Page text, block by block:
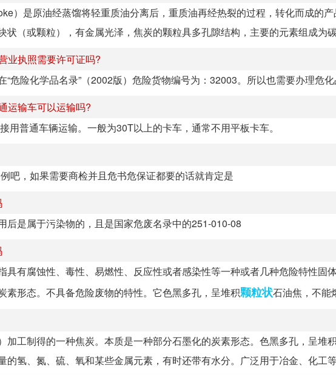
）是原油经蒸馏将轻重质油分离后，重质油再经热裂的过程，转化而成的
状（或颗粒），有金属光泽，焦炭的颗粒具多孔隙结构，主要的元素组成为
业执照需要许可证吗?
“危险化学品名录”（2002版）危险货物编号为：32003。所以也需要办理危
运输车可以运输吗?
用普通车辆运输。一般为30T以上的卡车，通常不用平板卡车。
吧，如果需要商检并且危书危保证都要的话就肯定是
后是属于污染物的，且是国家危废名录中的251-010-08
具有腐蚀性、毒性、易燃性、反应性或者感染性等一种或者几种危险特性固
素形态。不具备危险废物的特性。它色黑多孔，呈堆积颗粒状石油焦，不能
加工制得的一种焦炭。本质是一种部分石墨化的炭素形态。色黑多孔，呈堆
的氢、氮、硫、氧和某些金属元素，有时还带有水分。广泛用于冶金、化工